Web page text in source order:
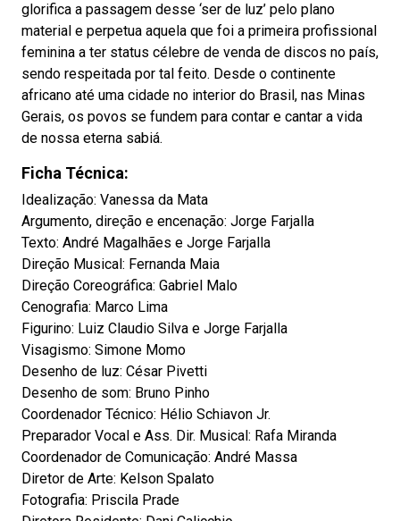
glorifica a passagem desse ‘ser de luz’ pelo plano
material e perpetua aquela que foi a primeira profissional
feminina a ter status célebre de venda de discos no país,
sendo respeitada por tal feito. Desde o continente
africano até uma cidade no interior do Brasil, nas Minas
Gerais, os povos se fundem para contar e cantar a vida
de nossa eterna sabiá.
Ficha Técnica:
Idealização: Vanessa da Mata
Argumento, direção e encenação: Jorge Farjalla
Texto: André Magalhães e Jorge Farjalla
Direção Musical: Fernanda Maia
Direção Coreográfica: Gabriel Malo
Cenografia: Marco Lima
Figurino: Luiz Claudio Silva e Jorge Farjalla
Visagismo: Simone Momo
Desenho de luz: César Pivetti
Desenho de som: Bruno Pinho
Coordenador Técnico: Hélio Schiavon Jr.
Preparador Vocal e Ass. Dir. Musical: Rafa Miranda
Coordenador de Comunicação: André Massa
Diretor de Arte: Kelson Spalato
Fotografia: Priscila Prade